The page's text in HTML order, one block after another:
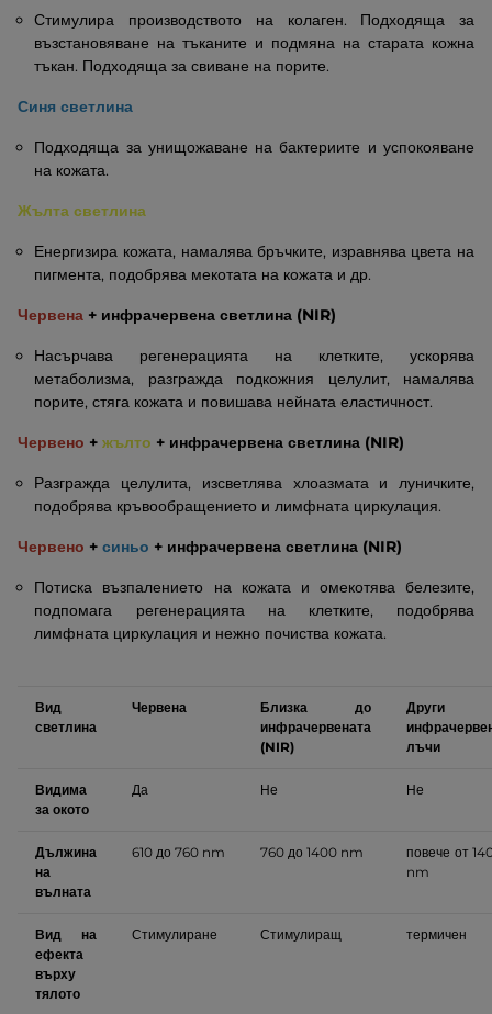
Стимулира производството на колаген. Подходяща за
възстановяване на тъканите и подмяна на старата кожна
тъкан. Подходяща за свиване на порите.
Синя светлина
Подходяща за унищожаване на бактериите и успокояване
на кожата.
Жълта светлина
Енергизира кожата, намалява бръчките, изравнява цвета на
пигмента, подобрява мекотата на кожата и др.
Червена + инфрачервена светлина (NIR)
Насърчава регенерацията на клетките, ускорява
метаболизма, разгражда подкожния целулит, намалява
порите, стяга кожата и повишава нейната еластичност.
Червено + жълто + инфрачервена светлина (NIR)
Разгражда целулита, изсветлява хлоазмата и луничките,
подобрява кръвообращението и лимфната циркулация.
Червено + синьо + инфрачервена светлина (NIR)
Потиска възпалението на кожата и омекотява белезите,
подпомага регенерацията на клетките, подобрява
лимфната циркулация и нежно почиства кожата.
Вид
светлина
Червена
Близка до
инфрачервената
(NIR)
Други
лъчи
Видима
за окото
Да Не Не
Дължина
на
вълната
610 до 760 nm 760 до 1400 nm
повече от
nm
Вид на
ефекта
върху
тялото
Стимулиране Стимулиращ термичен